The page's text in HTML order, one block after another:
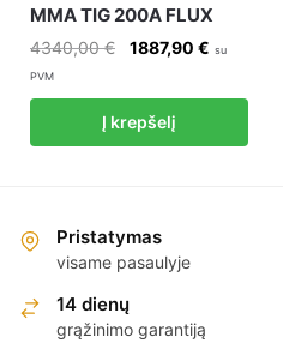
MMA TIG 200A FLUX
4340,00€
Original
was:
4340,00 €.
1887,90 € Current
is:
su
PVM
Į krepšelį
Pristatymas
visame pasaulyje
14 dienų
grąžinimo garantiją